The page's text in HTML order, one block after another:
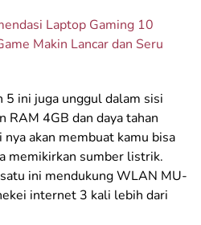
Laptop Gaming 10
Makin Lancar dan Seru
5 ini juga unggul dalam sisi
RAM 4GB dan daya tahan
akan membuat kamu bisa
memikirkan sumber listrik.
ini mendukung WLAN MU-
internet 3 kali lebih dari